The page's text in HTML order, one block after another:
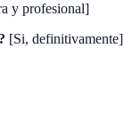
y profesional]
[Si, definitivamente]